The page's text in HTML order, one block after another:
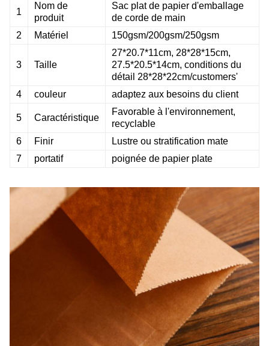
1
Nom de
produit
Sac plat de papier d'emballage
de corde de main
2
Matériel 150gsm/200gsm/250gsm
3 Taille
27*20.7*11cm, 28*28*15cm,
27.5*20.5*14cm, conditions du
détail 28*28*22cm/customers'
4
couleur adaptez aux besoins du client
5 Caractéristique
Favorable à l'environnement,
recyclable
6
Finir
Lustre ou stratification mate
7
portatif poignée de papier plate